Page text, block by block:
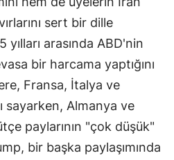
sert bir dille
arasında ABD'nin
bir harcama yaptığını
Fransa, İtalya ve
sayarken, Almanya ve
paylarının "çok düşük"
bir başka paylaşımında